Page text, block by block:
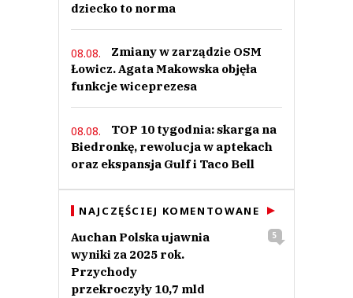
dziecko to norma
08.08.
Zmiany w zarządzie OSM
Łowicz. Agata Makowska objęła
funkcje wiceprezesa
08.08.
TOP 10 tygodnia: skarga na
Biedronkę, rewolucja w aptekach
oraz ekspansja Gulf i Taco Bell
NAJCZĘŚCIEJ KOMENTOWANE
Auchan Polska ujawnia
wyniki za 2025 rok.
Przychody
przekroczyły 10,7 mld
5